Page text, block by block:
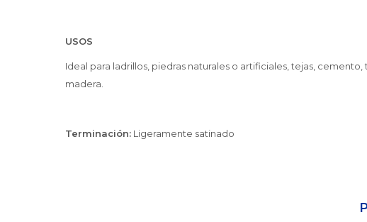
USOS
Ideal para ladrillos, piedras naturales o artificiales, tejas,
madera.
Terminación: Ligeramente satinado